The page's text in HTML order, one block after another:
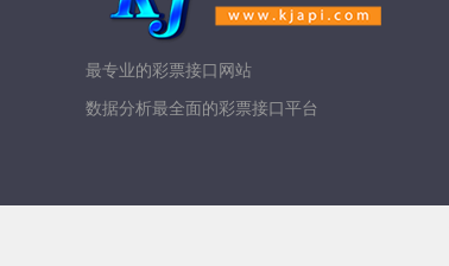
最专业的彩票接口网站
数据分析最全面的彩票接口平台